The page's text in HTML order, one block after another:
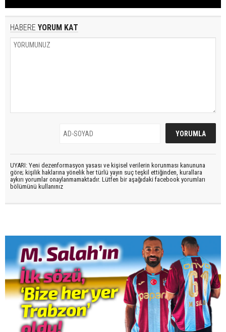
HABERE YORUM KAT
UYARI: Yeni dezenformasyon yasası ve kişisel verilerin korunması kanununa
göre; kişilik haklarına yönelik her türlü yayın suç teşkil ettiğinden, kurallara
aykırı yorumlar onaylanmamaktadır. Lütfen bir aşağıdaki facebook yorumları
bölümünü kullanınız